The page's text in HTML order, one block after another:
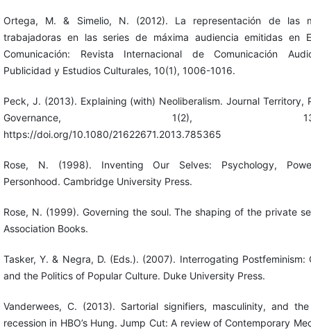
Ortega, M. & Simelio, N. (2012). La representación de las
trabajadoras en las series de máxima audiencia emitidas en
Comunicación: Revista Internacional de Comunicación
Publicidad y Estudios Culturales, 10(1), 1006-1016.
Peck, J. (2013). Explaining (with) Neoliberalism. Journal Territory,
Governance, 1(2), 132-
https://doi.org/10.1080/21622671.2013.785365
Rose, N. (1998). Inventing Our Selves: Psychology,
Personhood. Cambridge University Press.
Rose, N. (1999). Governing the soul. The shaping of the private
Association Books.
Tasker, Y. & Negra, D. (Eds.). (2007). Interrogating Postfeminism:
and the Politics of Popular Culture. Duke University Press.
Vanderwees, C. (2013). Sartorial signifiers, masculinity, and
recession in HBO’s Hung. Jump Cut: A review of Contemporary